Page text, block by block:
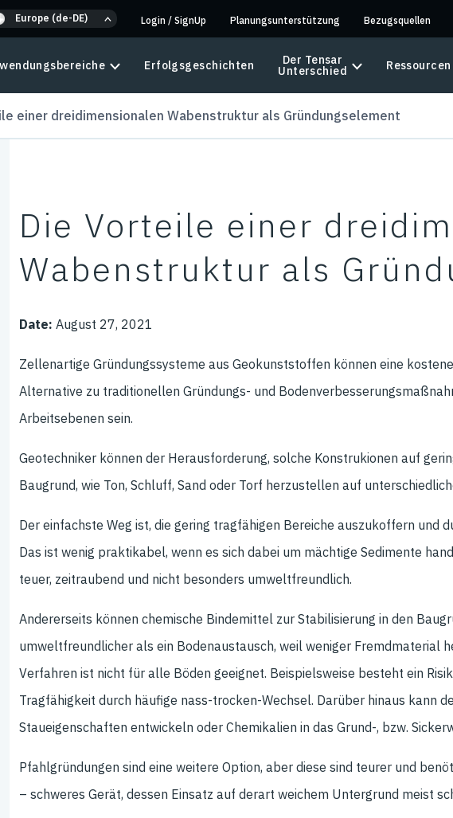
Europe (de-DE) Login / SignUp Planungsunterstützung Bezugsquellen
Erfolgsgeschichten Der Tensar
Unterschied Ressourcen
einer dreidimensionalen Wabenstruktur als Gründungselement
Die Vorteile einer
Wabenstruktur als
Date: August 27, 2021
Zellenartige Gründungssysteme aus Geokunststoffen können eine
Alternative zu traditionellen Gründungs- und
Arbeitsebenen sein.
Geotechniker können der Herausforderung, solche Konstrukionen auf
Baugrund, wie Ton, Schluff, Sand oder Torf herzustellen auf
Der einfachste Weg ist, die gering tragfähigen Bereiche auszukoffern und
Das ist wenig praktikabel, wenn es sich dabei um mächtige Sedimente
teuer, zeitraubend und nicht besonders umweltfreundlich.
Andererseits können chemische Bindemittel zur Stabilisierung in den
umweltfreundlicher als ein Bodenaustausch, weil weniger Fremdmaterial
Verfahren ist nicht für alle Böden geeignet. Beispielsweise besteht ein
Tragfähigkeit durch häufige nass-trocken-Wechsel. Darüber hinaus kann
Staueigenschaften entwickeln oder Chemikalien in das Grund-, bzw.
Pfahlgründungen sind eine weitere Option, aber diese sind teurer und
– schweres Gerät, dessen Einsatz auf derart weichem Untergrund meist